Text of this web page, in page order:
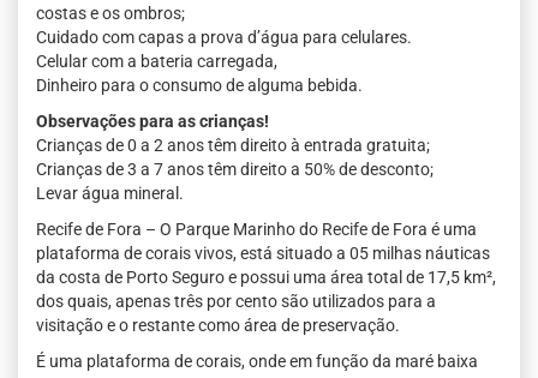
costas e os ombros;
Cuidado com capas a prova d’água para celulares.
Celular com a bateria carregada,
Dinheiro para o consumo de alguma bebida.
Observações para as crianças!
Crianças de 0 a 2 anos têm direito à entrada gratuita;
Crianças de 3 a 7 anos têm direito a 50% de desconto;
Levar água mineral.
Recife de Fora – O Parque Marinho do Recife de Fora é uma
plataforma de corais vivos, está situado a 05 milhas náuticas
da costa de Porto Seguro e possui uma área total de 17,5 km²,
dos quais, apenas três por cento são utilizados para a
visitação e o restante como área de preservação.
É uma plataforma de corais, onde em função da maré baixa